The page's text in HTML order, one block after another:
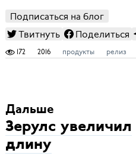
Подписаться на блог
Твитнуть
Поделиться
172 2016 продукты релиз
Дальше
Зерулс увеличил
длину